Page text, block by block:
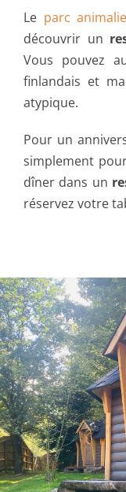
Le parc
découvrir un
Vous pouvez
finlandais et
atypique.
Pour un
simplement
dîner dans un
réservez votre